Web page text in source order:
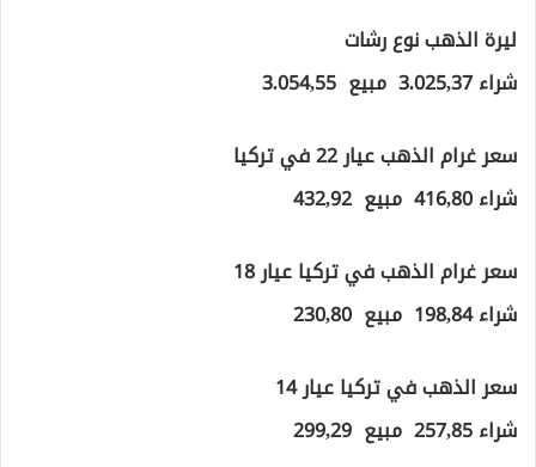
ليرة الذهب نوع رشات
شراء 3.025,37 مبيع 3.054,55
سعر غرام الذهب عيار 22 في تركيا
شراء 416,80 مبيع 432,92
سعر غرام الذهب في تركيا عيار 18
شراء 198,84 مبيع 230,80
سعر الذهب في تركيا عيار 14
شراء 257,85 مبيع 299,29